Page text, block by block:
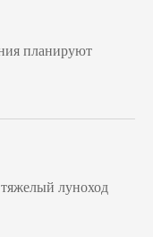
планируют
луноход